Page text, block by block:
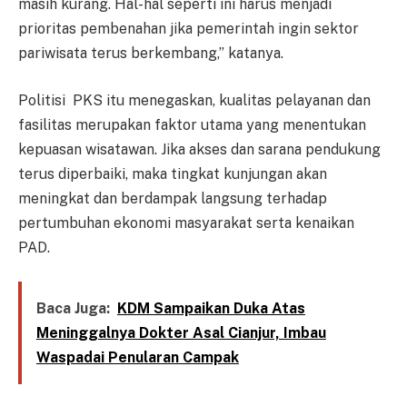
masih kurang. Hal-hal seperti ini harus menjadi
prioritas pembenahan jika pemerintah ingin sektor
pariwisata terus berkembang,” katanya.
Politisi PKS itu menegaskan, kualitas pelayanan dan
fasilitas merupakan faktor utama yang menentukan
kepuasan wisatawan. Jika akses dan sarana pendukung
terus diperbaiki, maka tingkat kunjungan akan
meningkat dan berdampak langsung terhadap
pertumbuhan ekonomi masyarakat serta kenaikan
PAD.
Baca Juga: KDM Sampaikan Duka Atas
Meninggalnya Dokter Asal Cianjur, Imbau
Waspadai Penularan Campak